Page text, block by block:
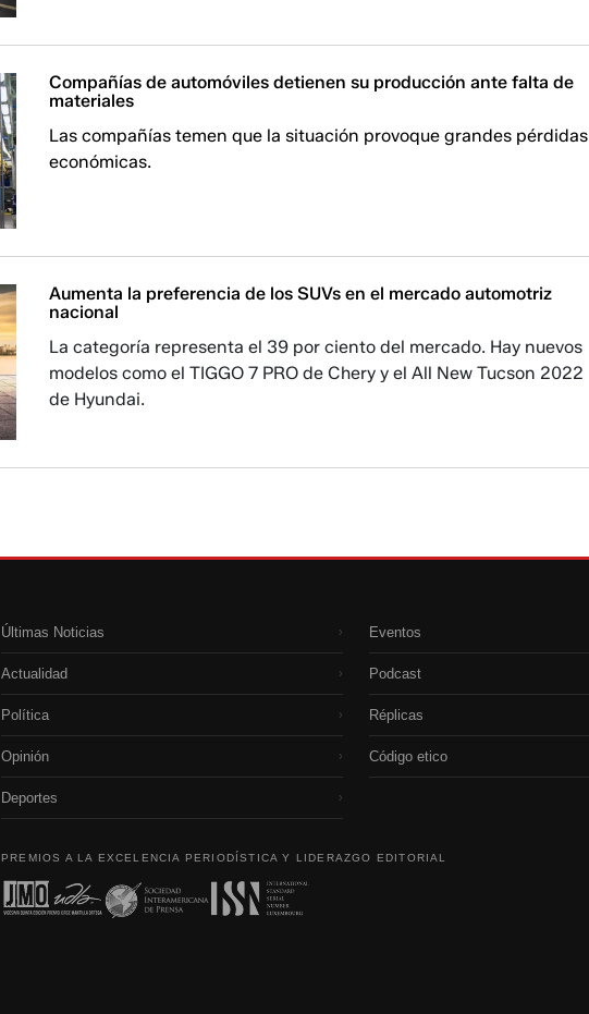
Compañías de automóviles detienen su producción ante falta de
materiales
Las compañías temen que la situación provoque grandes pérdidas
económicas.
Aumenta la preferencia de los SUVs en el mercado automotriz
nacional
La categoría representa el 39 por ciento del mercado. Hay nuevos
modelos como el TIGGO 7 PRO de Chery y el All New Tucson 2022
de Hyundai.
Últimas Noticias ›
Actualidad ›
Política ›
Opinión ›
Deportes ›
Eventos
Podcast
Réplicas
Código etico
PREMIOS A LA EXCELENCIA PERIODÍSTICA Y LIDERAZGO EDITORIAL